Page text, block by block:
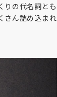
りの代名詞とも
さん詰め込まれ